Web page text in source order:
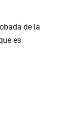
de la
es